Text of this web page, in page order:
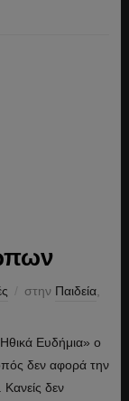
στην Παιδεία,
Ευδήμια» ο
δεν αφορά την
δεν